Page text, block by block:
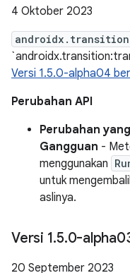
4 Oktober 2023
Versi 1.5.0-alpha04
Perubahan API
Perubahan
Gangguan -
menggunakan
untuk
aslinya.
Versi 1.5.0-
20 September 2023